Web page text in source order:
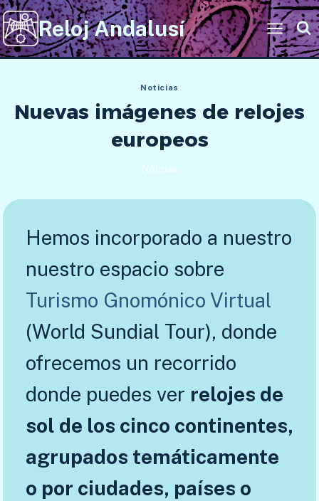
Saltar
al
contenido
Reloj Andalusí
Noticias
Nuevas imágenes de relojes
europeos
Noticias
Hemos incorporado a nuestro
nuestro espacio sobre
Turismo Gnomónico Virtual
(World Sundial Tour), donde
ofrecemos un recorrido
donde puedes ver relojes de
sol de los cinco continentes,
agrupados temáticamente
o por ciudades, países o